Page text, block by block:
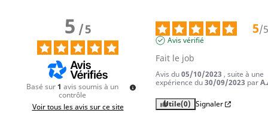
5/5
Basé sur1 avis soumis à un
contrôle
Voir tous les avis sur ce site
5/5
Avis vérifié
Fait le job
Avis du05/10/2023 , suite à une
expérience du30/09/2023 par
Utile(0) Signaler